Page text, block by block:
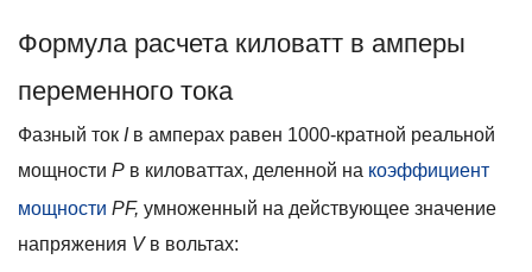
Формула расчета киловатт в амперы
переменного тока
Фазный ток Iв амперах равен 1000-кратной реальной
мощности P в киловаттах, деленной на коэффициент
мощности PF, умноженный на действующее значение
напряжения Vв вольтах: